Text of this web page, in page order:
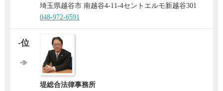
埼玉県越谷市 南越谷4-11-4セントエルモ新越谷301
048-972-6591
-位
堤総合法律事務所